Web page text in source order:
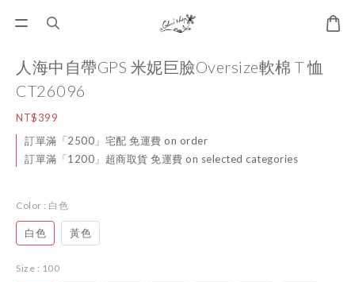
人海中自帶GPS 米妮巨臉Oversize軟棉 T 恤
CT26096
NT$399
訂單滿「2500」宅配 免運費 on order
訂單滿「1200」超商取貨 免運費 on selected categories
Color : 白色
白色 黃色
Size : 100